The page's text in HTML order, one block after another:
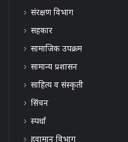
संरक्षण विभाग
सहकार
सामाजिक उपक्रम
सामान्य प्रशासन
साहित्य व संस्कृती
सिंचन
स्पर्धा
हवामान विभाग